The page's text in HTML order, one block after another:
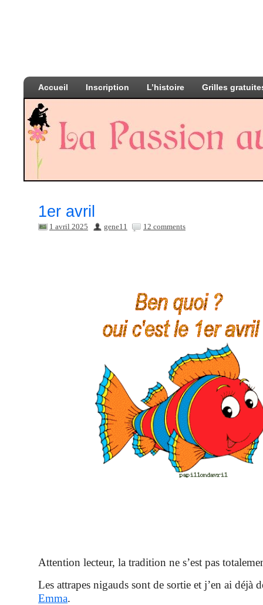
Accueil Inscription L’histoire Grilles
1er avril
1 avril 2025 gene11 12 comments
Attention lecteur, la tradition ne s’est pas
Les attrapes nigauds sont de sortie et j’en ai déjà
Emma.